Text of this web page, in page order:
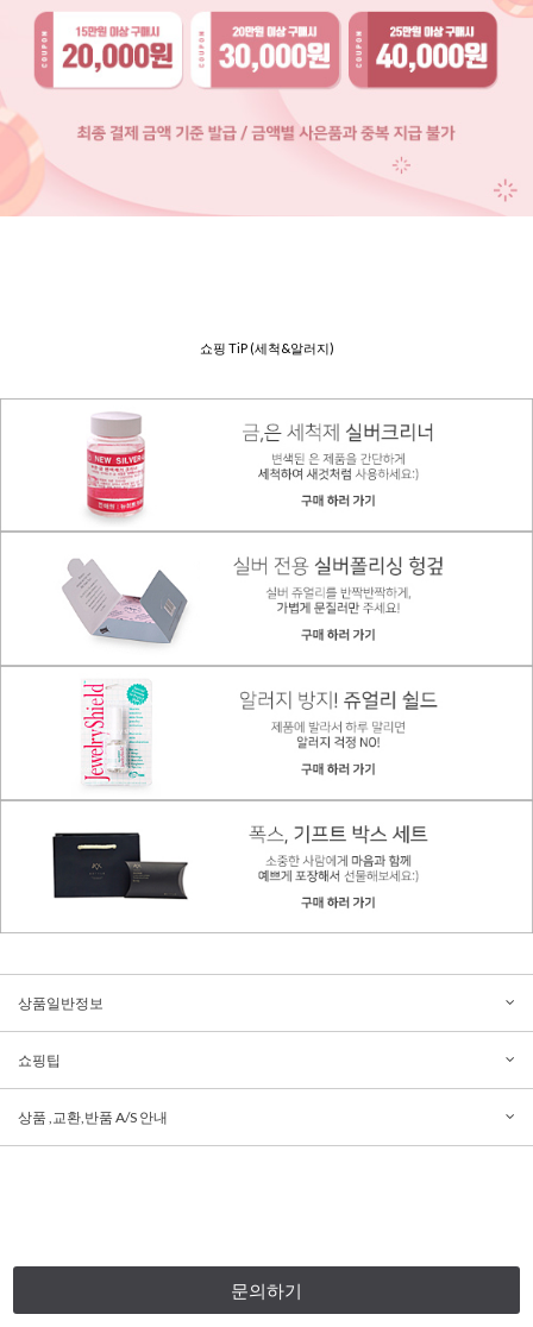
쇼핑 TiP (세척&알러지)
상품일반정보
쇼핑팁
상품 ,교환,반품 A/S 안내
문의하기